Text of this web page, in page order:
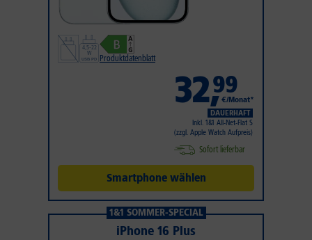
Produktdatenblatt
32,99
€/Monat*
DAUERHAFT
Inkl. 1&1 All-Net-Flat S
(zzgl. Apple Watch Aufpreis)
Sofort lieferbar
Smartphone wählen
1&1 SOMMER-SPECIAL
iPhone 16 Plus